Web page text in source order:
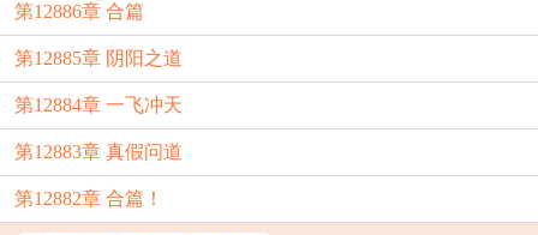
第12886章 合篇
第12885章 阴阳之道
第12884章 一飞冲天
第12883章 真假问道
第12882章 合篇！